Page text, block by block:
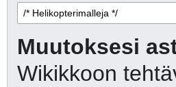
Muutoksesi
Wikikkoon